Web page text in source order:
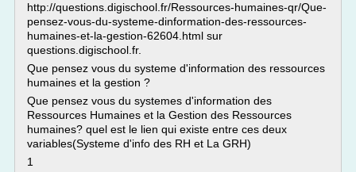
http://questions.digischool.fr/Ressources-humaines-qr/Que-
pensez-vous-du-systeme-dinformation-des-ressources-
humaines-et-la-gestion-62604.html sur
questions.digischool.fr.
Que pensez vous du systeme d'information des ressources
humaines et la gestion ?
Que pensez vous du systemes d'information des
Ressources Humaines et la Gestion des Ressources
humaines? quel est le lien qui existe entre ces deux
variables(Systeme d'info des RH et La GRH)
1